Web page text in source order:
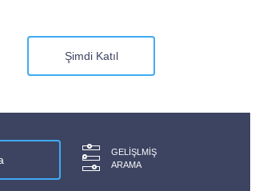
Şimdi Katıl
GELIŞLMIŞ
ARAMA